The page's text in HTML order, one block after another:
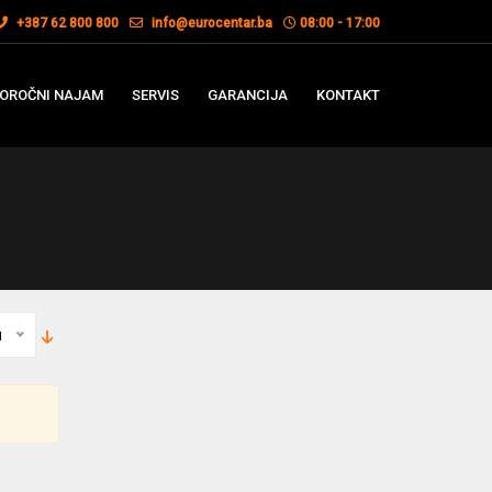
+387 62 800 800 info@eurocentar.ba 08:00 - 17:00
NAJAM SERVIS GARANCIJA KONTAKT